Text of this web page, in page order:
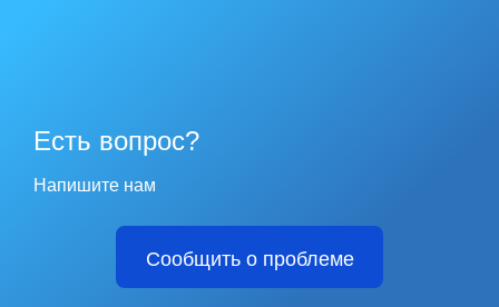
Есть вопрос?
Напишите нам
Сообщить о проблеме